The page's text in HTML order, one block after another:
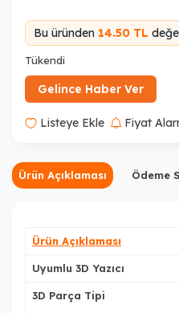
Bu üründen 14.50 TL
Tükendi
Gelince Haber Ver
Listeye Ekle Fiyat
Ürün Açıklaması Ödeme
Ürün Açıklaması
Uyumlu 3D Yazıcı
3D Parça Tipi